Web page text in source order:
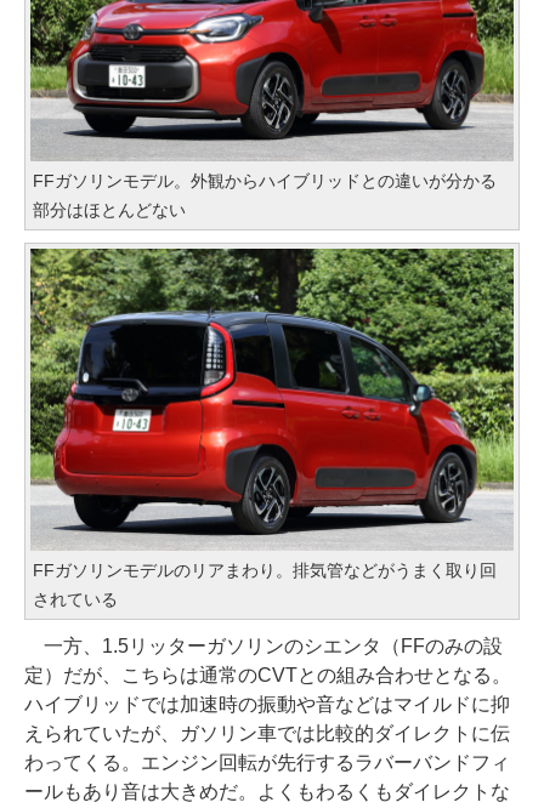
FFガソリンモデル。外観からハイブリッドとの違いが分かる
部分はほとんどない
FFガソリンモデルのリアまわり。排気管などがうまく取り回
されている
一方、1.5リッターガソリンのシエンタ（FFのみの設
定）だが、こちらは通常のCVTとの組み合わせとなる。
ハイブリッドでは加速時の振動や音などはマイルドに抑
えられていたが、ガソリン車では比較的ダイレクトに伝
わってくる。エンジン回転が先行するラバーバンドフィ
ールもあり音は大きめだ。よくもわるくもダイレクトな